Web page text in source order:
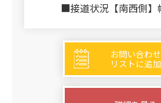
■接道状況【南西側】
お問い合わせ
リストに追加